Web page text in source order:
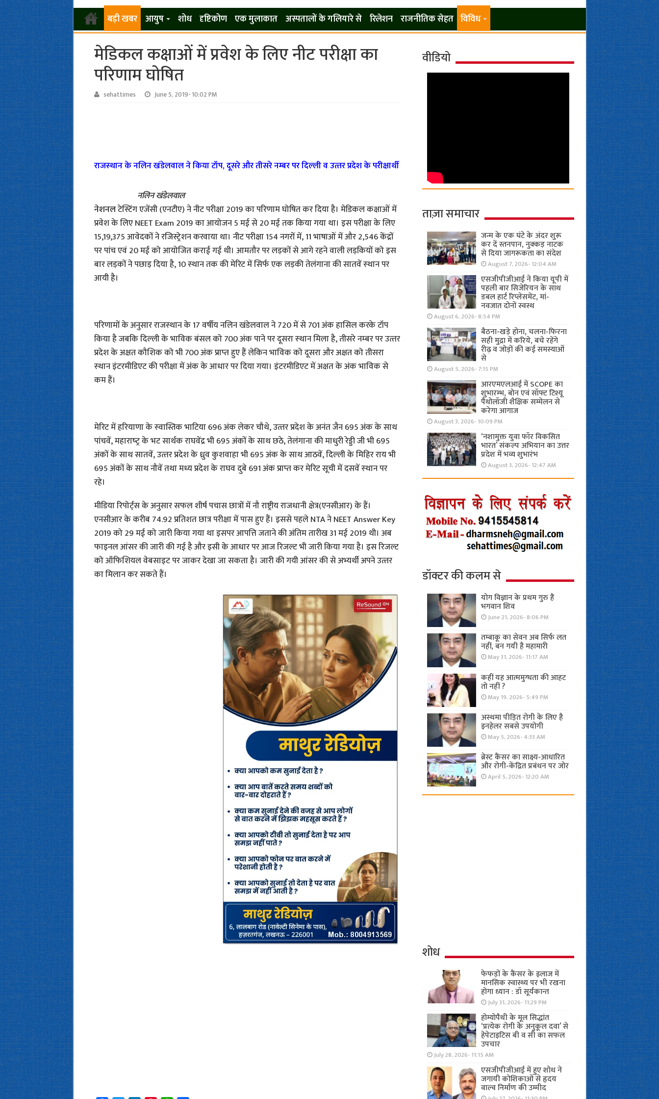
बड़ी खबर आयुष शोध दृष्टिकोण एक मुलाकात अस्पतालों के गलियारे से रिलेशन राजनीतिक सेहत विविध
मेडिकल कक्षाओं में प्रवेश के लिए नीट परीक्षा का
परिणाम घोषित
sehattimes June 5, 2019- 10:02 PM
राजस्‍थान के नलिन खंडेलवाल ने किया टॉप,दूसरे और तीसरे नम्‍बर पर दिल्‍ली व उत्‍तर प्रदेश के परीक्षार्थी
नलिन खंडेलवाल
नेशनलटेस्टिंग एजेंसी (एनटीए) ने नीट परीक्षा 2019 का परिणाम घोषित कर दिया है। मेडिकल कक्षाओं में
प्रवेश के लिए NEET Exam 2019 का आयोजन 5 मई से 20 मई तक किया गया था। इस परीक्षा के लिए
15,19,375 आवेदकों ने रजिस्ट्रेशन करवाया था। नीट परीक्षा 154 नगरों में, 11 भाषाओं में और 2,546 केंद्रों
पर पांच एवं 20 मई को आयोजित कराई गई थी। आमतौर पर लड़कों से आगे रहने वाली लड़कियों को इस
बार लड़कों ने पछाड़ दिया है, 10 स्‍थान तक की मेरिट में सिर्फ एक लड़की तेलंगाना की सातवें स्‍थान पर
आयी है।
परिणामों के अनुसार राजस्‍थान के 17 वर्षीय नलिन खंडेलवाल ने 720 में से 701 अंक हासिल करके टॉप
किया है जबकि दिल्‍ली के भाविक बंसल को 700 अंक पाने पर दूसरा स्‍थान मिला है, तीसरे नम्‍बर पर उत्‍तर
प्रदेश के अक्षत कौशिक को भी 700 अंक प्राप्‍त हुए हैं लेकिन भाविक को दूसरा और अक्षत को तीसरा
स्‍थान इंटरमीडिएट की परीक्षा में अंक के आधार पर दिया गया। इंटरमीडिएट में अक्षत के अंक भाविक से
कम हैं।
मेरिट में हरियाणा के स्‍वास्तिक भाटिया 696 अंक लेकर चौथे, उत्‍तर प्रदेश के अनंत जैन 695 अंक के साथ
पांचवें, महाराष्‍ट्र के भट सार्थक राघवेंद्र भी 695 अंकों के साथ छठे, तेलंगाना की माधुरी रेड्डी जी भी 695
अंकों के साथ सातवें, उत्‍तर प्रदेश के ध्रुव कुशवाहा भी 695 अंक के साथ आठवें, दिल्‍ली के मिहिर राय भी
695 अंकों के साथ नौवें तथा मध्‍य प्रदेश के राघव दुबे 691 अंक प्राप्‍त कर मेरिट सूची में दसवें स्‍थान पर
रहे।
मीडिया रिपोर्ट्स के अनुसार सफल शीर्ष पचास छात्रों में नौ राष्ट्रीय राजधानी क्षेत्र(एनसीआर) के हैं।
एनसीआर के करीब 74.92 प्रतिशत छात्र परीक्षा में पास हुए हैं। इससे पहले NTA ने NEET Answer Key
2019 को 29 मई को जारी किया गया था इसपर आपत्ति जताने की अंतिम तारीख 31 मई 2019 थी। अब
फाइनल आंसर की जारी की गई है और इसी के आधार पर आज रिजल्ट भी जारी किया गया है। इस रिजल्ट
को ऑफि‍शियल वेबसाइट पर जाकर देखा जा सकता है। जारी की गयी आंसर की से अभ्‍यर्थी अपने उत्‍तर
का मिलान कर सकते हैं।
वीडियो
ताज़ा समाचार
जन्म के एक घंटे के अंदर शुरू
कर दें स्तनपान, नुक्कड़ नाटक
से दिया जागरूकता का संदेश
August 7, 2026- 12:04 AM
एसजीपीजीआई ने किया यूपी में
पहली बार सिजेरियन के साथ
डबल हार्ट रिप्लेसमेंट, मां-
नवजात दोनों स्वस्थ
August 6, 2026- 8:54 PM
बैठना-खड़े होना, चलना-फिरना
सही मुद्रा में करिये, बचे रहेंगे
रीढ़ व जोड़ों की कई समस्याओं
से
August 5, 2026- 7:15 PM
आरएमएलआई में SCOPE का
शुभारम्भ, बोन एवं सॉफ्ट टिश्यू
पैथोलॉजी शैक्षिक सम्मेलन से
करेगा आगाज
August 3, 2026- 10:09 PM
‘नशामुक्त युवा फॉर विकसित
भारत’ संकल्प अभियान का उत्तर
प्रदेश में भव्य शुभारंभ
August 3, 2026- 12:47 AM
डॉक्टर की कलम से
योग विज्ञान के प्रथम गुरु हैं
भगवान शिव
June 21, 2026- 8:06 PM
तम्बाकू का सेवन अब सिर्फ लत
नहीं, बन गयी है महामारी
May 31, 2026- 11:17 AM
कहीं यह आत्ममुग्धता की आहट
तो नहीं ?
May 19, 2026- 5:49 PM
अस्थमा पीड़ित रोगी के लिए है
इनहेलर सबसे उपयोगी
May 5, 2026- 4:33 AM
ब्रेस्ट कैंसर का साक्ष्य-आधारित
और रोगी-केंद्रित प्रबंधन पर जोर
April 5, 2026- 12:20 AM
शोध
फेफड़ों के कैंसर के इलाज में
मानसिक स्वास्थ्य पर भी रखना
होगा ध्यान : डॉ सूर्यकान्त
July 31, 2026- 11:29 PM
होम्योपैथी के मूल सिद्धांत
‘प्रत्येक रोगी केे अनुकूल दवा’ से
हेपेटाइटिस बी व सी का सफल
उपचार
July 28, 2026- 11:15 AM
एसजीपीजीआई में हुए शोध ने
जगायी कोशिकाओं से हृदय
वाल्व निर्माण की उम्मीद